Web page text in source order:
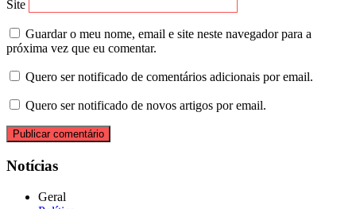
Site
Guardar o meu nome, email e site neste navegador para a
próxima vez que eu comentar.
Quero ser notificado de comentários adicionais por email.
Quero ser notificado de novos artigos por email.
Notícias
Geral